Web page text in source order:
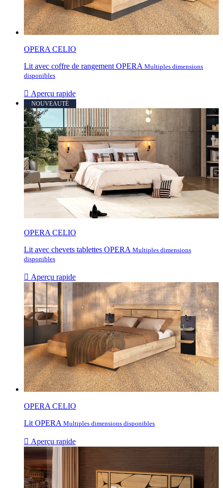
OPERA CELIO
Lit avec coffre de rangement OPERA Multiples dimensions
disponibles
 Aperçu rapide
NOUVEAUTÉ
OPERA CELIO
Lit avec chevets tablettes OPERA Multiples dimensions
disponibles
 Aperçu rapide
OPERA CELIO
Lit OPERA Multiples dimensions disponibles
 Aperçu rapide